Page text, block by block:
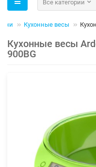
Все категории
Кухонные весы
Кухонные весы
900BG